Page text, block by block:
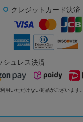
クレジットカード決済
シュレス決済
用いただけない商品がございます。